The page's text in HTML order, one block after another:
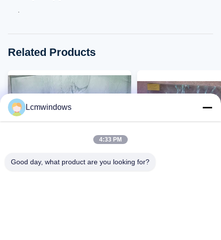
Related Products
Lcmwindows
4:33 PM
Good day, what product are you looking for?